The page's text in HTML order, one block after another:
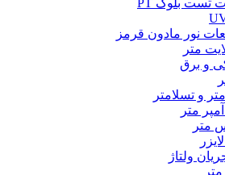
نور مادون قرمز
متر
و برق
و تسلامتر
متر
متر
ولتاژ